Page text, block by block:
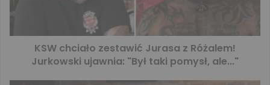
KSW chciało zestawić Jurasa z Różalem!
Jurkowski ujawnia: "Był taki pomysł, ale..."